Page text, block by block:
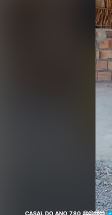
CASAL DO ANO 780 🤗🤗😍😍